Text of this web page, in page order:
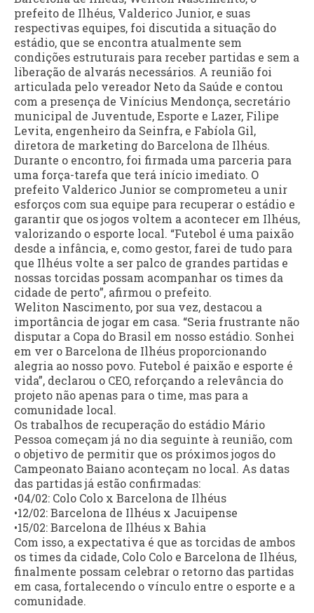
prefeito de Ilhéus, Valderico Junior, e suas
respectivas equipes, foi discutida a situação do
estádio, que se encontra atualmente sem
condições estruturais para receber partidas e sem a
liberação de alvarás necessários. A reunião foi
articulada pelo vereador Neto da Saúde e contou
com a presença de Vinícius Mendonça, secretário
municipal de Juventude, Esporte e Lazer, Filipe
Levita, engenheiro da Seinfra, e Fabíola Gil,
diretora de marketing do Barcelona de Ilhéus.
Durante o encontro, foi firmada uma parceria para
uma força-tarefa que terá início imediato. O
prefeito Valderico Junior se comprometeu a unir
esforços com sua equipe para recuperar o estádio e
garantir que os jogos voltem a acontecer em Ilhéus,
valorizando o esporte local. “Futebol é uma paixão
desde a infância, e, como gestor, farei de tudo para
que Ilhéus volte a ser palco de grandes partidas e
nossas torcidas possam acompanhar os times da
cidade de perto”, afirmou o prefeito.
Weliton Nascimento, por sua vez, destacou a
importância de jogar em casa. “Seria frustrante não
disputar a Copa do Brasil em nosso estádio. Sonhei
em ver o Barcelona de Ilhéus proporcionando
alegria ao nosso povo. Futebol é paixão e esporte é
vida”, declarou o CEO, reforçando a relevância do
projeto não apenas para o time, mas para a
comunidade local.
Os trabalhos de recuperação do estádio Mário
Pessoa começam já no dia seguinte à reunião, com
o objetivo de permitir que os próximos jogos do
Campeonato Baiano aconteçam no local. As datas
das partidas já estão confirmadas:
•04/02: Colo Colo x Barcelona de Ilhéus
•12/02: Barcelona de Ilhéus x Jacuipense
•15/02: Barcelona de Ilhéus x Bahia
Com isso, a expectativa é que as torcidas de ambos
os times da cidade, Colo Colo e Barcelona de Ilhéus,
finalmente possam celebrar o retorno das partidas
em casa, fortalecendo o vínculo entre o esporte e a
comunidade.